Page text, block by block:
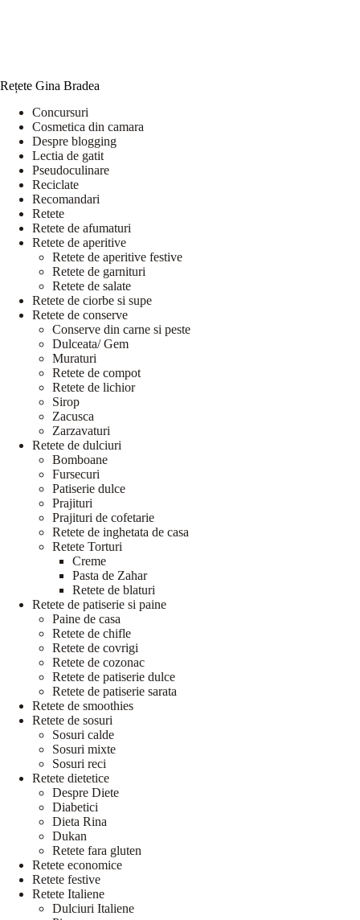
Rețete Gina Bradea
Concursuri
Cosmetica din camara
Despre blogging
Lectia de gatit
Pseudoculinare
Reciclate
Recomandari
Retete
Retete de afumaturi
Retete de aperitive
Retete de aperitive festive
Retete de garnituri
Retete de salate
Retete de ciorbe si supe
Retete de conserve
Conserve din carne si peste
Dulceata/ Gem
Muraturi
Retete de compot
Retete de lichior
Sirop
Zacusca
Zarzavaturi
Retete de dulciuri
Bomboane
Fursecuri
Patiserie dulce
Prajituri
Prajituri de cofetarie
Retete de inghetata de casa
Retete Torturi
Creme
Pasta de Zahar
Retete de blaturi
Retete de patiserie si paine
Paine de casa
Retete de chifle
Retete de covrigi
Retete de cozonac
Retete de patiserie dulce
Retete de patiserie sarata
Retete de smoothies
Retete de sosuri
Sosuri calde
Sosuri mixte
Sosuri reci
Retete dietetice
Despre Diete
Diabetici
Dieta Rina
Dukan
Retete fara gluten
Retete economice
Retete festive
Retete Italiene
Dulciuri Italiene